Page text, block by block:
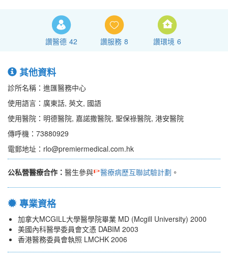
讚醫德 42 讚服務 8 讚環境 6
其他資料
診所名稱：進匯醫務中心
使用語言：廣東話, 英文, 國語
使用醫院：明德醫院, 嘉諾撒醫院, 聖保祿醫院, 港安醫院
傳呼機：73880929
電郵地址：rlo@premiermedical.com.hk
公私營醫療合作： 醫生參與 醫療病歷互聯試驗計劃 。
專業資格
加拿大MCGILL大學醫學院畢業 MD (Mcgill University) 2000
美國內科醫學委員會文憑 DABIM 2003
香港醫務委員會執照 LMCHK 2006